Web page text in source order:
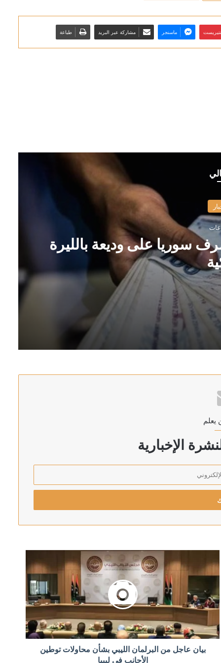
ماسنجر مشاركة عبر البريد طباعة
سوريا على وديعة بالليرة
التركية
رئيس اركان الجيش الاسرائيلي يهدد بالتوغل أعمق في لبنان: لن ننسحب من الأراضي التي احتللناها في جميع الجبهات
البرلمان خلال أيام
يعلم
الإخبارية
بيان عاجل من البرلمان الليبي بشأن محاولات توطين
الأجانب في ليبيا